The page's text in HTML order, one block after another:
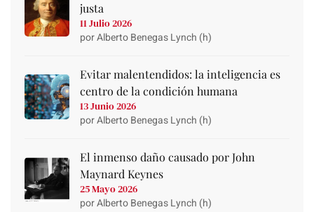
justa
11 Julio 2026
por Alberto Benegas Lynch (h)
Evitar malentendidos: la inteligencia es
centro de la condición humana
13 Junio 2026
por Alberto Benegas Lynch (h)
El inmenso daño causado por John
Maynard Keynes
25 Mayo 2026
por Alberto Benegas Lynch (h)